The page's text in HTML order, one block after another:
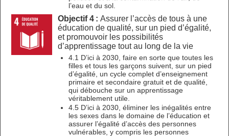
l’eau et du sol.
Objectif 4 : Assurer l’accès de tous à une
éducation de qualité, sur un pied d’égalité,
et promouvoir les possibilités
d’apprentissage tout au long de la vie
4.1 D’ici à 2030, faire en sorte que toutes les
filles et tous les garçons suivent, sur un pied
d’égalité, un cycle complet d’enseignement
primaire et secondaire gratuit et de qualité,
qui débouche sur un apprentissage
véritablement utile.
4.5 D’ici à 2030, éliminer les inégalités entre
les sexes dans le domaine de l’éducation et
assurer l’égalité d’accès des personnes
vulnérables, y compris les personnes